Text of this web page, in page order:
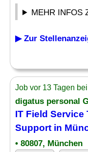
MEHR INFOS
▶ Zur
Job vor 13 Tagen
digatus personal
IT Field Service
Support in
• 80807, München